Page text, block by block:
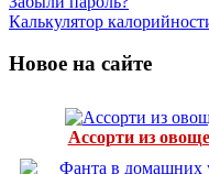
Калькулятор
Новое на сайте
Ассорти из